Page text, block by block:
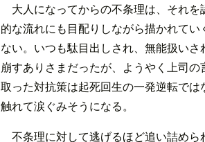
大人になってからの不条理は、それ
的な流れにも目配りしながら描かれて
ない。いつも駄目出しされ、無能扱い
崩すありさまだったが、ようやく上司
取った対抗策は起死回生の一発逆転で
触れて涙ぐみそうになる。
不条理に対して逃げるほど追い詰め